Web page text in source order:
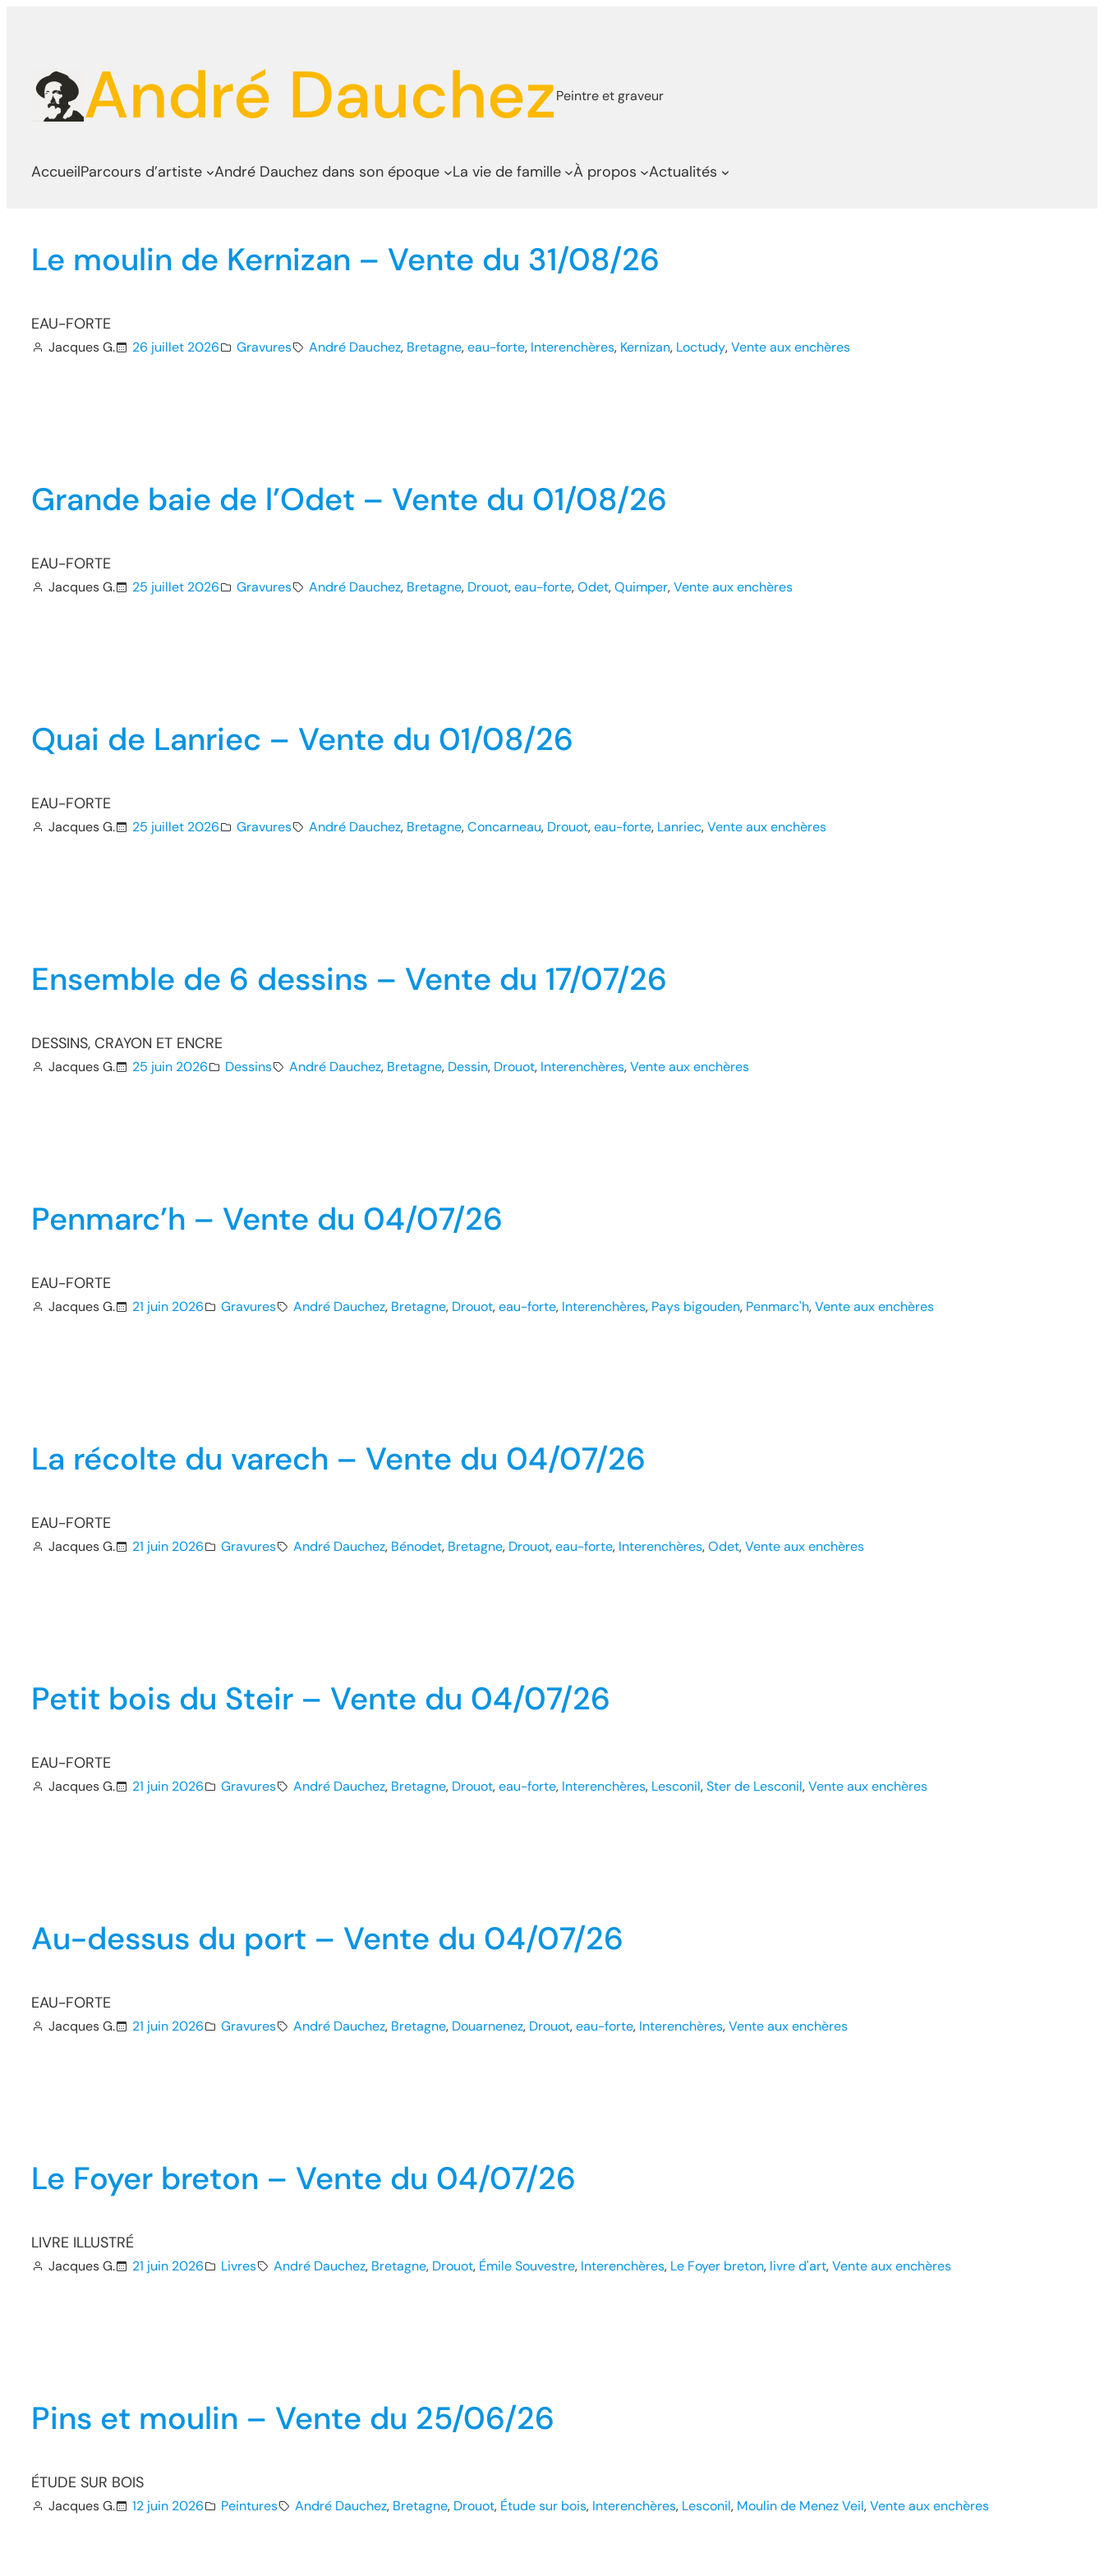
contenu
André DauchezPeintre et graveur
AccueilParcours d’artiste André Dauchez dans son époque La vie de famille À propos Actualités
Le moulin de Kernizan – Vente du 31/08/26
EAU-FORTE
Jacques G. 26 juillet 2026 Gravures André Dauchez, Bretagne, eau-forte, Interenchères, Kernizan, Loctudy, Vente aux enchères
Grande baie de l’Odet – Vente du 01/08/26
EAU-FORTE
Jacques G. 25 juillet 2026 Gravures André Dauchez, Bretagne, Drouot, eau-forte, Odet, Quimper, Vente aux enchères
Quai de Lanriec – Vente du 01/08/26
EAU-FORTE
Jacques G. 25 juillet 2026 Gravures André Dauchez, Bretagne, Concarneau, Drouot, eau-forte, Lanriec, Vente aux enchères
Ensemble de 6 dessins – Vente du 17/07/26
DESSINS, CRAYON ET ENCRE
Jacques G. 25 juin 2026 Dessins André Dauchez, Bretagne, Dessin, Drouot, Interenchères, Vente aux enchères
Penmarc’h – Vente du 04/07/26
EAU-FORTE
Jacques G. 21 juin 2026 Gravures André Dauchez, Bretagne, Drouot, eau-forte, Interenchères, Pays bigouden, Penmarc'h, Vente aux enchères
La récolte du varech – Vente du 04/07/26
EAU-FORTE
Jacques G. 21 juin 2026 Gravures André Dauchez, Bénodet, Bretagne, Drouot, eau-forte, Interenchères, Odet, Vente aux enchères
Petit bois du Steir – Vente du 04/07/26
EAU-FORTE
Jacques G. 21 juin 2026 Gravures André Dauchez, Bretagne, Drouot, eau-forte, Interenchères, Lesconil, Ster de Lesconil, Vente aux enchères
Au-dessus du port – Vente du 04/07/26
EAU-FORTE
Jacques G. 21 juin 2026 Gravures André Dauchez, Bretagne, Douarnenez, Drouot, eau-forte, Interenchères, Vente aux enchères
Le Foyer breton – Vente du 04/07/26
LIVRE ILLUSTRÉ
Jacques G. 21 juin 2026 Livres André Dauchez, Bretagne, Drouot, Émile Souvestre, Interenchères, Le Foyer breton, livre d'art, Vente aux enchères
Pins et moulin – Vente du 25/06/26
ÉTUDE SUR BOIS
Jacques G. 12 juin 2026 Peintures André Dauchez, Bretagne, Drouot, Étude sur bois, Interenchères, Lesconil, Moulin de Menez Veil, Vente aux enchères